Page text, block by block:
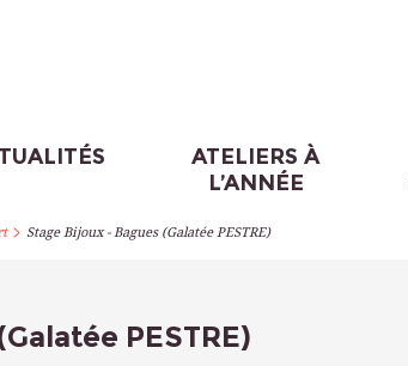
ATELIERS À
L’ANNÉE
> Stage Bijoux - Bagues (Galatée PESTRE)
PESTRE)